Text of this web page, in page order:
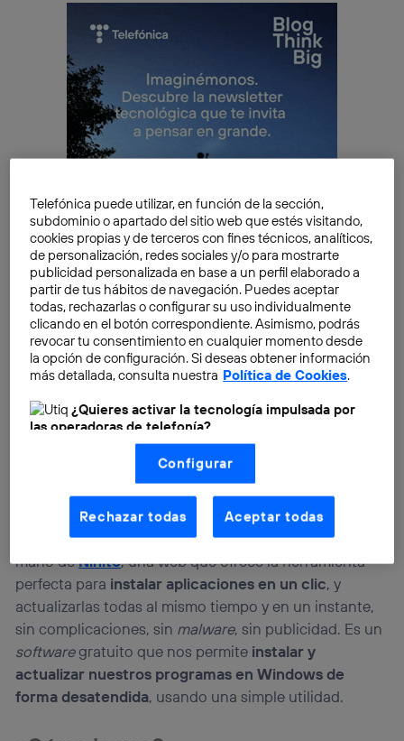
Ninite
En el caso de los programas, simplemente copiar los
ejecutables en una carpeta dentro de un pendrive, no
es la mejor opción. Primero porque en un par de
meses o incluso semanas, ya están desactualizados, y
segundo no es la alternativa más práctica en caso de
emergencia, y seguramente vas a olvidar algo
importante.
Para estos casos, una solución ideal nos viene de la
mano deNinite, una web que ofrece la herramienta
perfecta para instalar aplicaciones en un clic, y
actualizarlas todas al mismo tiempo y en un instante,
sin complicaciones, sin malware, sin publicidad. Es un
softwaregratuito que nos permite instalar y
actualizar nuestros programas en Windows de
forma desatendida, usando una simple utilidad.
Telefónica puede utilizar, en función de la sección,
subdominio o apartado del sitio web que estés visitando,
cookies propias y de terceros con fines técnicos, analíticos,
de personalización, redes sociales y/o para mostrarte
publicidad personalizada en base a un perfil elaborado a
partir de tus hábitos de navegación. Puedes aceptar
todas, rechazarlas o configurar su uso individualmente
clicando en el botón correspondiente. Asimismo, podrás
revocar tu consentimiento en cualquier momento desde
la opción de configuración. Si deseas obtener información
más detallada, consulta nuestra Política de Cookies.
¿Quieres activar la tecnología impulsada por
las operadoras de telefonía?
Nosotros, Telefónica S.A., utilizamos la tecnología Utiq para
realizar nuestras acciones de marketing digital o análisis
(como se describe en este aviso de consentimiento)
basadas en tu navegación en nuestra(s) web(s)
aquí(solo cuando utilizas una conexión a
internet habilitada , proporcionada por una de las
operadoras de telefonía participantes, y otorgas tu
La tecnología Utiq está diseñada con la privacidad como
prioridad ofreciéndote elección y control.
La tecnología utiliza un identificador cifrado creado por tu
operadora de telefonía , utilizando tu dirección IP y otra
información de la cuenta de cliente de
telecomunicaciones vinculada a la conexión que utilizas
(p. ej., número de teléfono móvil).
Configurar
Rechazar todas Aceptar todas